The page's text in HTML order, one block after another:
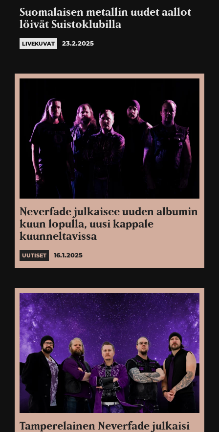
Suomalaisen metallin uudet aallot
löivät Suistoklubilla
LIVEKUVAT 23.2.2025
Neverfade julkaisee uuden albumin
kuun lopulla, uusi kappale
kuunneltavissa
UUTISET 16.1.2025
Tamperelainen Neverfade julkaisi